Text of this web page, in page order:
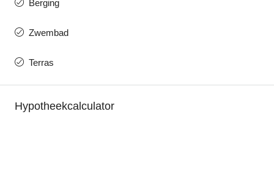
Berging
Zwembad
Terras
Hypotheekcalculator